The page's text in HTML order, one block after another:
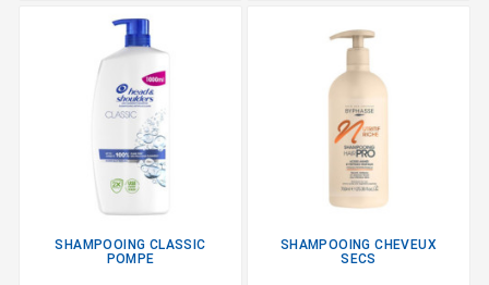
SHAMPOOING CLASSIC
POMPE
SHAMPOOING CHEVEUX
SECS